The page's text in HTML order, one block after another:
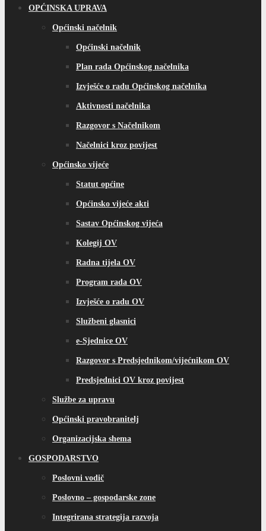
OPĆINSKA UPRAVA
Općinski načelnik
Općinski načelnik
Plan rada Općinskog načelnika
Izvješće o radu Općinskog načelnika
Aktivnosti načelnika
Razgovor s Načelnikom
Načelnici kroz povijest
Općinsko vijeće
Statut općine
Općinsko vijeće akti
Sastav Općinskog vijeća
Kolegij OV
Radna tijela OV
Program rada OV
Izvješće o radu OV
Službeni glasnici
e-Sjednice OV
Razgovor s Predsjednikom/vijećnikom OV
Predsjednici OV kroz povijest
Službe za upravu
Općinski pravobranitelj
Organizacijska shema
GOSPODARSTVO
Poslovni vodič
Poslovno – gospodarske zone
Integrirana strategija razvoja